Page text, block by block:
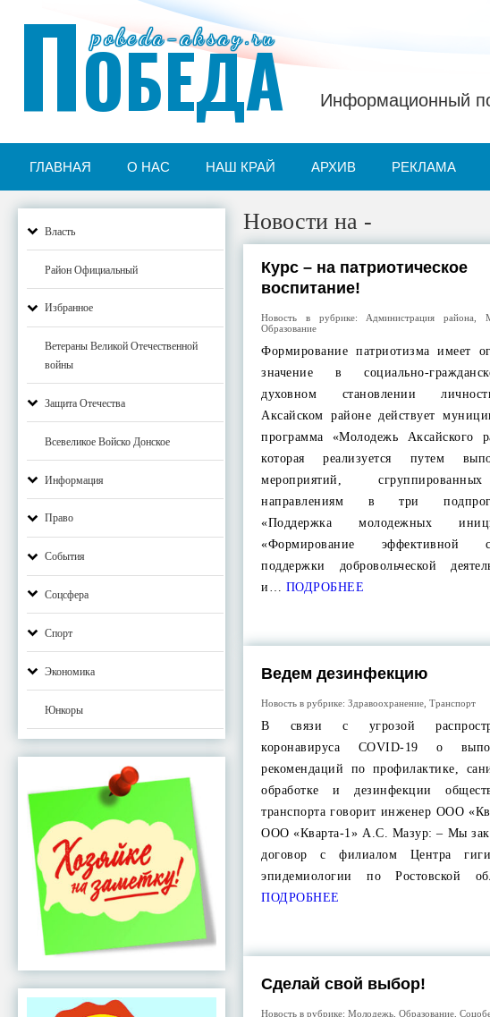
pobeda-aksay.ru
ПОБЕДА Информационный
ГЛАВНАЯ О НАС НАШ КРАЙ АРХИВ РЕКЛАМА
Власть
Район Официальный
Избранное
Ветераны Великой Отечественной
войны
Защита Отечества
Всевеликое Войско Донское
Информация
Право
События
Соцсфера
Спорт
Экономика
Юнкоры
Новости на -
Курс – на патриотическое
воспитание!
Новость в рубрике: Администрация района
Образование
Формирование патриотизма имеет
значение в социально-
духовном становлении
Аксайском районе действует
программа «Молодежь Аксайского
которая реализуется путем
мероприятий,
направлениям в три
«Поддержка молодежных
«Формирование эффективной
поддержки добровольческой
и… ПОДРОБНЕЕ
Ведем дезинфекцию
Новость в рубрике:Здравоохранение ,Транспорт
В связи с угрозой
коронавируса COVID-19 о
рекомендаций по профилактике,
обработке и дезинфекции
транспорта говорит инженер ООО
ООО «Кварта-1» А.С. Мазур: – Мы
договор с филиалом Центра
эпидемиологии по Ростовской
ПОДРОБНЕЕ
Сделай свой выбор!
Новость в рубрике:Молодежь ,Образование ,